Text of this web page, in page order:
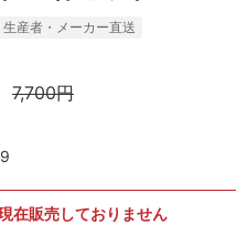
生産者・メーカー直送
7,700円
在販売しておりません